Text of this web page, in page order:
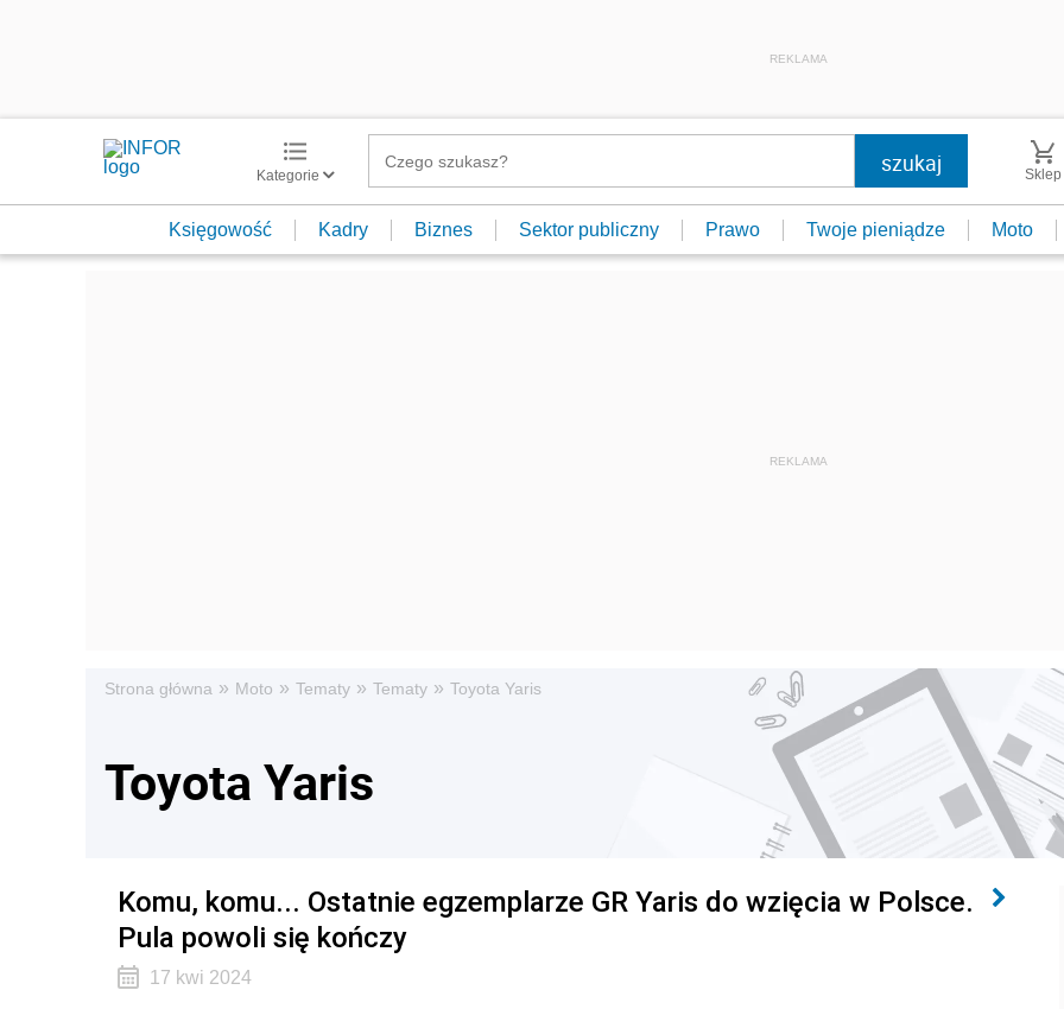
REKLAMA
Kategorie Sklep
Księgowość Kadry Biznes Sektor publiczny Prawo Twoje pieniądze Moto
Strona główna » Moto » Tematy » Tematy » Toyota Yaris
Toyota Yaris
Komu, komu... Ostatnie egzemplarze GR Yaris do wzięcia w Polsce.
Pula powoli się kończy
17 kwi 2024